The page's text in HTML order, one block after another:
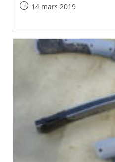
Post14 mars 2019